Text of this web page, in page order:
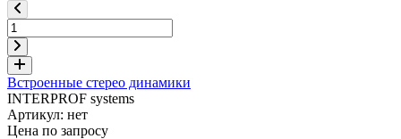
Встроенные стерео динамики
INTERPROF systems
Артикул: нет
Цена по запросу